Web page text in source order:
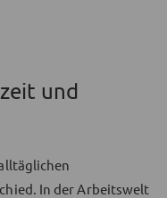
und
In der Arbeitswelt